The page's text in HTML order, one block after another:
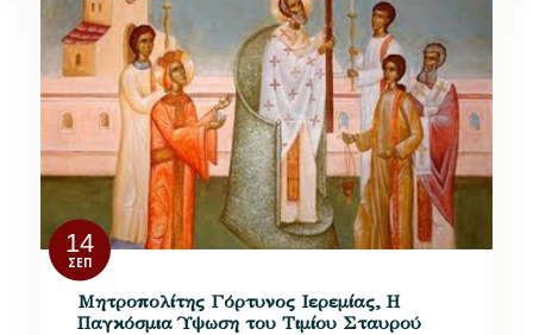
14
ΣΕΠ
Μητροπολίτης Γόρτυνος Ιερεμίας, Η
Παγκόσμια Ύψωση του Τιμίου Σταυρού